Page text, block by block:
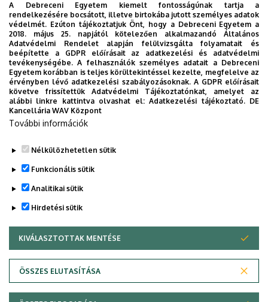
Helyszín: DE Siófoki Campus (Siófok, Petőfi sétány 1.)
Szolnoki DExpo nyílt nap:2025. december 3; 9:00-13.00
Helyszín: Debreceni Egyetem Szolnok Campus (Szolnok,
Tiszaligeti sétány 14)
Legutóbbi frissítés: 2025. 12. 02. 11:45
Adatvédelem
A Debreceni Egyetem kiemelt fontosságúnak tartja a
rendelkezésére bocsátott, illetve birtokába jutott személyes adatok
védelmét. Ezúton tájékoztatjuk Önt, hogy a Debreceni Egyetem a
2018. május 25. napjától kötelezően alkalmazandó Általános
Adatvédelmi Rendelet alapján felülvizsgálta folyamatait és
beépítette a GDPR előírásait az adatkezelési és adatvédelmi
tevékenységébe. A felhasználók személyes adatait a Debreceni
Egyetem korábban is teljes körültekintéssel kezelte, megfelelve az
érvényben lévő adatkezelési szabályozásoknak. A GDPR előírásait
követve frissítettük Adatvédelmi Tájékoztatónkat, amelyet az
alábbi linkre kattintva olvashat el:Adatkezelési tájékoztató. DE
Kancellária WAV Központ
További információk
Nélkülözhetetlen sütik
Funkcionális sütik
Analitikai sütik
Hirdetési sütik
KIVÁLASZTOTTAK MENTÉSE
ÖSSZES ELUTASÍTÁSA
WITHDRAW CONSENT